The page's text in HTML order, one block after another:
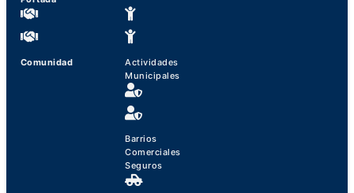
Comunidad
Actividades
Municipales
Barrios
Comerciales
Seguros